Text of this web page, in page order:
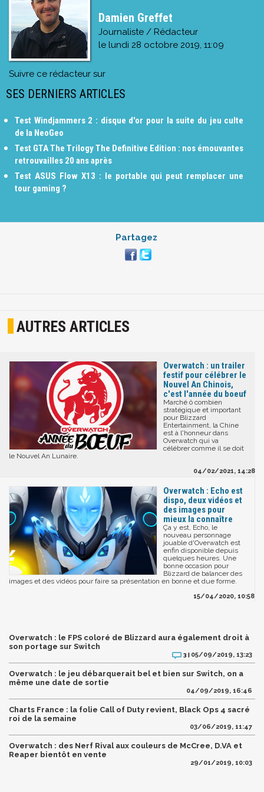
Damien Greffet
Journaliste / Rédacteur
le lundi 28 octobre 2019, 11:09
Suivre ce rédacteur sur
SES DERNIERS ARTICLES
Test Windjammers 2 : disque d'or pour la suite du jeu culte
de la NeoGeo
Test GTA The Trilogy The Definitive Edition : nos émouvantes
retrouvailles 20 ans après
Test ASUS Flow X13 : le portable qui peut remplacer une
tour gaming ?
Partagez
AUTRES ARTICLES
Overwatch : un trailer
festif pour célébrer le
Nouvel An Chinois,
c'est l'année du boeuf
Marché ô combien
stratégique et important
pour Blizzard
Entertainment, la Chine
est à l'honneur dans
Overwatch qui va
célébrer comme il se doit
le Nouvel An Lunaire.
04/02/2021, 14:28
Overwatch : Echo est
dispo, deux vidéos et
des images pour
mieux la connaître
Ça y est, Echo, le
nouveau personnage
jouable d'Overwatch est
enfin disponible depuis
quelques heures. Une
bonne occasion pour
Blizzard de balancer des
images et des vidéos pour faire sa présentation en bonne et due forme.
15/04/2020, 10:58
Overwatch : le FPS coloré de Blizzard aura également droit à
son portage sur Switch
3 | 05/09/2019, 13:23
Overwatch : le jeu débarquerait bel et bien sur Switch, on a
même une date de sortie
04/09/2019, 16:46
Charts France : la folie Call of Duty revient, Black Ops 4 sacré
roi de la semaine
03/06/2019, 11:47
Overwatch : des Nerf Rival aux couleurs de McCree, D.VA et
Reaper bientôt en vente
29/01/2019, 10:03